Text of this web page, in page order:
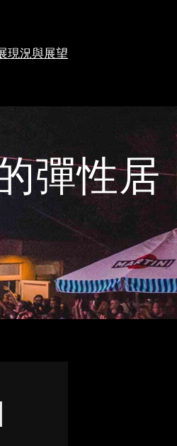
現況與展望
彈性居